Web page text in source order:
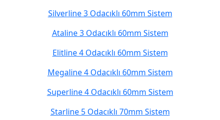
Silverline 3 Odacıklı 60mm Sistem
Ataline 3 Odacıklı 60mm Sistem
Elitline 4 Odacıklı 60mm Sistem
Megaline 4 Odacıklı 60mm Sistem
Superline 4 Odacıklı 60mm Sistem
Starline 5 Odacıklı 70mm Sistem